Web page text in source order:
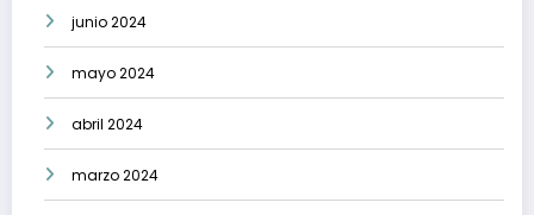
junio 2024
mayo 2024
abril 2024
marzo 2024